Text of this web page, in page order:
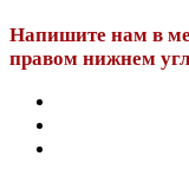
Напишите нам в
правом нижнем